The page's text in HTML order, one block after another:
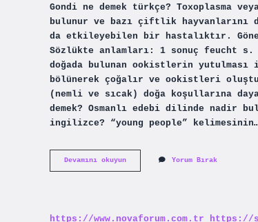
Gondi ne demek türkçe? Toxoplasma
bulunur ve bazı çiftlik hayvanlarını
da etkileyebilen bir hastalıktır.
Sözlükte anlamları: 1 sonuç feucht
doğada bulunan ookistlerin
bölünerek çoğalır ve ookistleri
(nemli ve sıcak) doğa koşullarına
demek? Osmanlı edebi dilinde nadir
ingilizce? “young people”
Devamını okuyunGondi
Ne
Yorum Bırak
https://www.novaforum.com.tr https://